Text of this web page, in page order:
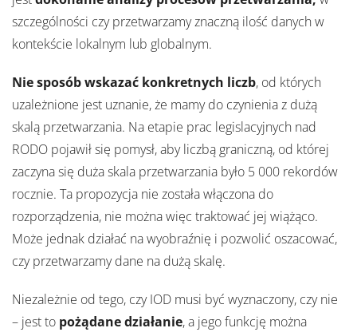
szczególności czy przetwarzamy znaczną ilość danych w
kontekście lokalnym lub globalnym.
Nie sposób wskazać konkretnych liczb, od których
uzależnione jest uznanie, że mamy do czynienia z dużą
skalą przetwarzania. Na etapie prac legislacyjnych nad
RODO pojawił się pomysł, aby liczbą graniczną, od której
zaczyna się duża skala przetwarzania było 5 000 rekordów
rocznie. Ta propozycja nie została włączona do
rozporządzenia, nie można więc traktować jej wiążąco.
Może jednak działać na wyobraźnię i pozwolić oszacować,
czy przetwarzamy dane na dużą skalę.
Niezależnie od tego, czy IOD musi być wyznaczony, czy nie
– jest to pożądane działanie, a jego funkcję można